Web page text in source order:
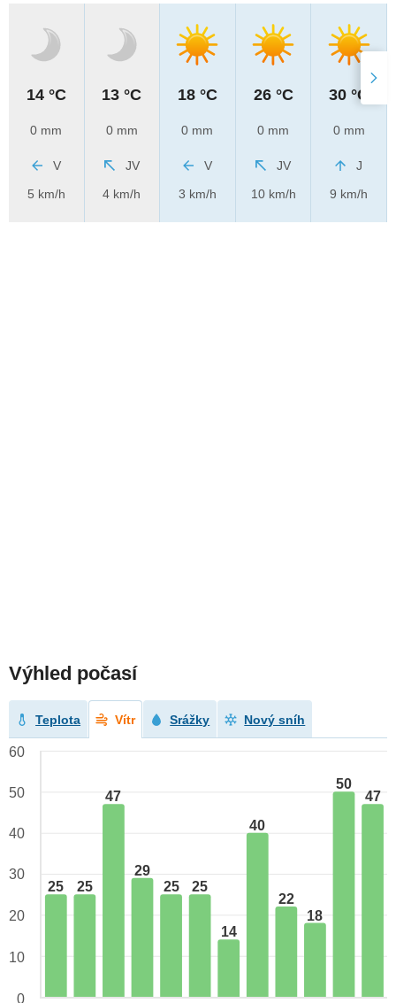
14 °C
0 mm
V
5 km/h
13 °C
0 mm
JV
4 km/h
18 °C
0 mm
V
3 km/h
26 °C
0 mm
JV
10 km/h
30 °C
0 mm
J
9 km/h
Výhled počasí
Teplota Vítr Srážky Nový sníh
25 25
47
29
25
25
14
40
22
18
50
47
60
50
40
30
20
10
0